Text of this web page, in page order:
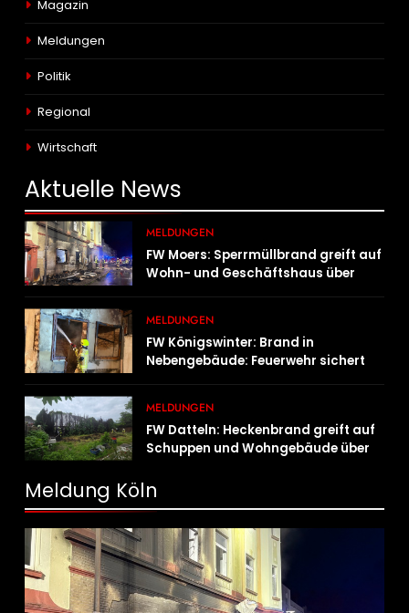
Magazin
Meldungen
Politik
Regional
Wirtschaft
Aktuelle News
MELDUNGEN
FW Moers: Sperrmüllbrand greift auf
Wohn- und Geschäftshaus über
MELDUNGEN
FW Königswinter: Brand in
Nebengebäude: Feuerwehr sichert
MELDUNGEN
FW Datteln: Heckenbrand greift auf
Schuppen und Wohngebäude über
Meldung Köln